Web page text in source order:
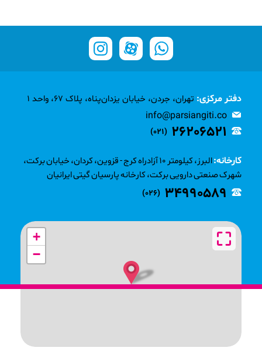
دفتر مرکزی: تهران، جردن، خیابان یزدان‌پناه، پلاک 67، واحد 1
info@parsiangiti.co
(021) 26206521
کارخانه:
البرز، کیلومتر 10 آزادراه کرج - قزوین، کردان، خیابان برکت،
شهرک صنعتی دارویی برکت، کارخانه پارسیان گیتی ایرانیان
(026) 34990589
+
−